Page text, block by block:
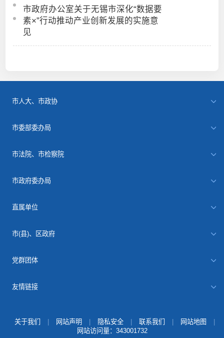
市政府办公室关于无锡市深化“数据要
素×”行动推动产业创新发展的实施意
见
市人大、市政协
市委部委办局
市法院、市检察院
市政府委办局
直属单位
市(县)、区政府
党群团体
友情链接
关于我们 网站声明 隐私安全 联系我们 网站地图
网站访问量： 343001732